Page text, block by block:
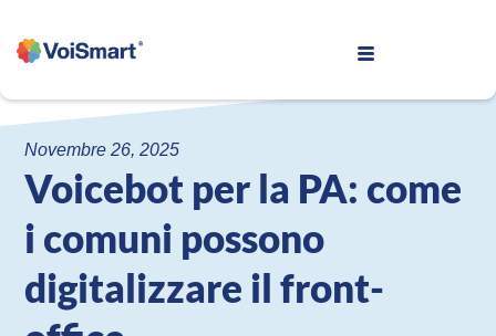
Voicebot per la PA: come
i comuni possono
digitalizzare il front-
Novembre 26, 2025